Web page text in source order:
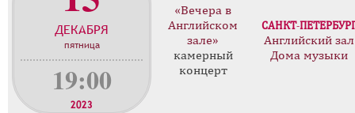
ДЕКАБРЯ
пятница
19:00
2023
«Вечера в
Английском
зале»
камерный
концерт
САНКТ-
Английский зал
Дома музыки